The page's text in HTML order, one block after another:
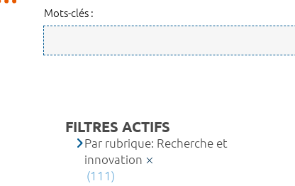
Mots-clés :
FILTRES ACTIFS
Par rubrique: Recherche et
innovation
(111)